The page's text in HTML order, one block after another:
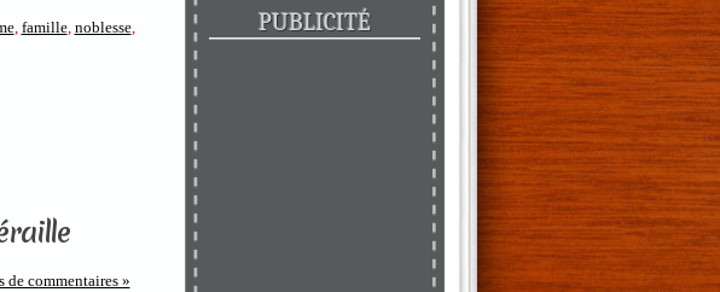
, famille, noblesse,
de commentaires »
PUBLICITÉ